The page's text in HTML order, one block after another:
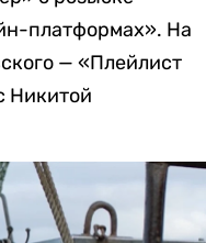
платформах». На
— «Плейлист
Никитой